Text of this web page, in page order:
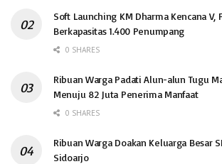
Soft Launching KM Dharma Kencana V,
Berkapasitas 1.400 Penumpang
0 SHARES
Ribuan Warga Padati Alun-alun Tugu
Menuju 82 Juta Penerima Manfaat
0 SHARES
Ribuan Warga Doakan Keluarga Besar
Sidoarjo